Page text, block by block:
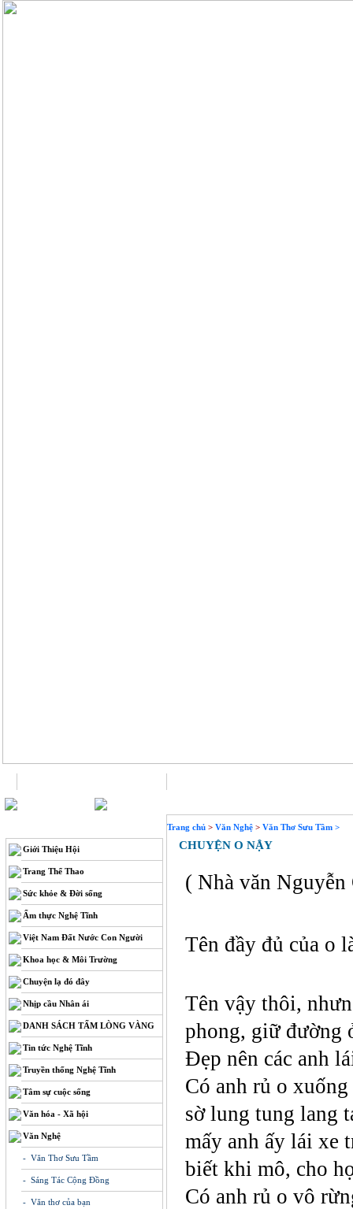
Giới Thiệu Hội
Trang Thể Thao
Sức khỏe & Đời sống
Ẩm thực Nghệ Tĩnh
Việt Nam Đất Nước Con Người
Khoa học & Môi Trường
Chuyện lạ đó đây
Nhịp cầu Nhân ái
DANH SÁCH TẤM LÒNG VÀNG
Tin tức Nghệ Tĩnh
Truyền thống Nghệ Tĩnh
Tâm sự cuộc sống
Văn hóa - Xã hội
Văn Nghệ
- Văn Thơ Sưu Tầm
- Sáng Tác Cộng Đồng
- Văn thơ của bạn
Trang chủ > Văn Nghệ > Văn Thơ Sưu Tầm >
CHUYỆN O NẬY
( Nhà văn
Tên đầy đủ của o
Tên vậy thôi,
phong, giữ đường
Đẹp nên các anh
Có anh rủ o
sờ lung tung lang
mấy anh ấy lái xe
biết khi mô, cho
Có anh rủ o vô